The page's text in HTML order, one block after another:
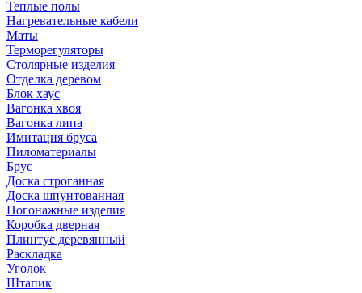
Теплые полы
Нагревательные кабели
Маты
Терморегуляторы
Столярные изделия
Отделка деревом
Блок хаус
Вагонка хвоя
Вагонка липа
Имитация бруса
Пиломатериалы
Брус
Доска строганная
Доска шпунтованная
Погонажные изделия
Коробка дверная
Плинтус деревянный
Раскладка
Уголок
Штапик